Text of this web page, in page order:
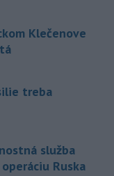
Klečenove
treba
služba
Ruska